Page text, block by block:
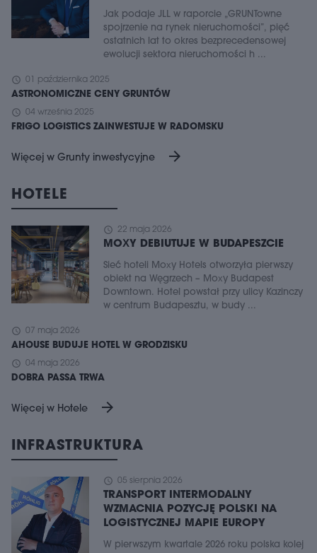
Jak podaje JLL w raporcie „GRUNTowne
spojrzenie na rynek nieruchomości”, pięć
ostatnich lat to okres bezprecedensowej
ewolucji sektora nieruchomości h ...
schedule 01 października 2025
ASTRONOMICZNE CENY GRUNTÓW
schedule 04 września 2025
FRIGO LOGISTICS ZAINWESTUJE W RADOMSKU
Więcej w Grunty inwestycyjne arrow_forward
HOTELE
schedule 22 maja 2026
MOXY DEBIUTUJE W BUDAPESZCIE
Sieć hoteli Moxy Hotels otworzyła pierwszy
obiekt na Węgrzech – Moxy Budapest
Downtown. Hotel powstał przy ulicy Kazinczy
w centrum Budapesztu, w budy ...
schedule 07 maja 2026
AHOUSE BUDUJE HOTEL W GRODZISKU
schedule 04 maja 2026
DOBRA PASSA TRWA
Więcej w Hotele arrow_forward
INFRASTRUKTURA
schedule 05 sierpnia 2026
TRANSPORT INTERMODALNY
WZMACNIA POZYCJĘ POLSKI NA
LOGISTYCZNEJ MAPIE EUROPY
W pierwszym kwartale 2026 roku polska kolej